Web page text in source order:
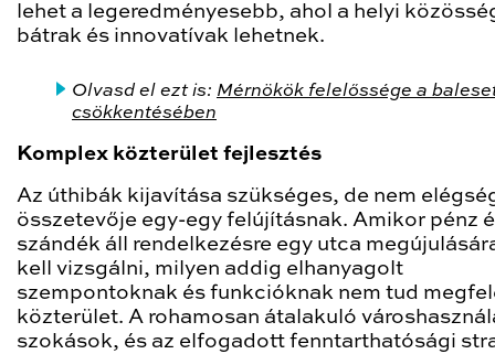
lehet a legeredményesebb, ahol a helyi
bátrak és innovatívak lehetnek.
Olvasd el ezt is: Mérnökök felelőssége a
csökkentésében
Komplex közterület fejlesztés
Az úthibák kijavítása szükséges, de nem
összetevője egy-egy felújításnak. Amikor pénz
szándék áll rendelkezésre egy utca
kell vizsgálni, milyen addig elhanyagolt
szempontoknak és funkcióknak nem tud
közterület. A rohamosan átalakuló
szokások, és az elfogadott fenntarthatósági